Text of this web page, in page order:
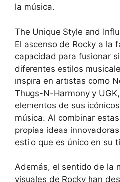
la música.
The Unique Style and
El ascenso de Rocky a la
capacidad para fusionar
diferentes estilos
inspira en artistas como
Thugs-N-Harmony y
elementos de sus
música. Al combinar
propias ideas
estilo que es único en su
Además, el sentido de la
visuales de Rocky han